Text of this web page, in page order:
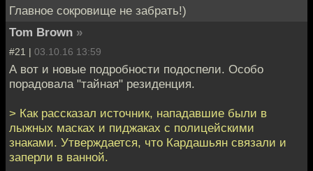
Главное сокровище не забрать!)
Tom Brown »
#21 | 03.10.16 13:59
А вот и новые подробности подоспели. Особо
порадовала "тайная" резиденция.
> Как рассказал источник, нападавшие были в
лыжных масках и пиджаках с полицейскими
знаками. Утверждается, что Кардашьян связали и
заперли в ванной.